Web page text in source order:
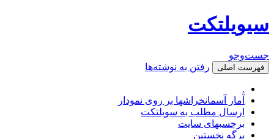
سیویلتکت
جست‌وجو
فهرست اصلی رفتن به نوشته‌ها
.
آمار آسمانخراشها بر روی نمودار
ارسال مطلب به سویلتکت
برچسبهای سایت
برگه نخستین